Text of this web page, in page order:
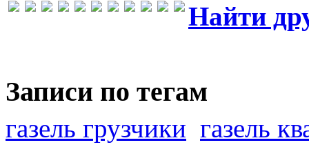
Найти
Записи по тегам
газель грузчики газель